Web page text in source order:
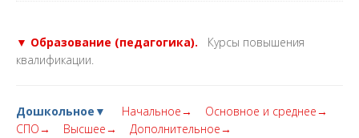
▼ Образование (педагогика).
Курсы повышения
квалификации.
Дошкольное▼ Начальное→
Основное и среднее→
СПО→
Высшее→
Дополнительное→